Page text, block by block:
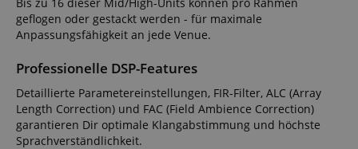
Bis zu 16 dieser Mid/High-Units können pro Rahmen
geflogen oder gestackt werden - für maximale
Anpassungsfähigkeit an jede Venue.
Professionelle DSP-Features
Detaillierte Parametereinstellungen, FIR-Filter, ALC (Array
Length Correction) und FAC (Field Ambience Correction)
garantieren Dir optimale Klangabstimmung und höchste
Sprachverständlichkeit.